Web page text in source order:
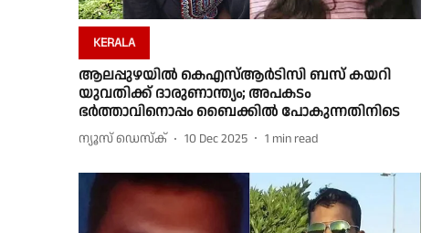
KERALA
ആലപ്പുഴയിൽ കെഎസ്ആർടിസി ബസ് കയറി
യുവതിക്ക് ദാരുണാന്ത്യം; അപകടം
ഭർത്താവിനൊപ്പം ബൈക്കിൽ പോകുന്നതിനിടെ
ന്യൂസ് ഡെസ്ക് 10 Dec 2025 1 min read